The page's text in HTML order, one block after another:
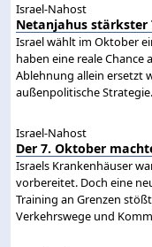
Israel-Nahost
Netanjahus
Israel wählt im Oktober
haben eine reale Chance
Ablehnung allein ersetzt
außenpolitische Strategie.
Israel-Nahost
Der 7. Oktober
Israels Krankenhäuser
vorbereitet. Doch eine
Training an Grenzen
Verkehrswege und